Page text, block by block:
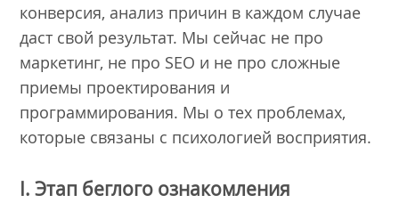
конверсия, анализ причин в каждом случае
даст свой результат. Мы сейчас не про
маркетинг, не про SEO и не про сложные
приемы проектирования и
программирования. Мы о тех проблемах,
которые связаны с психологией восприятия.
I. Этап беглого ознакомления